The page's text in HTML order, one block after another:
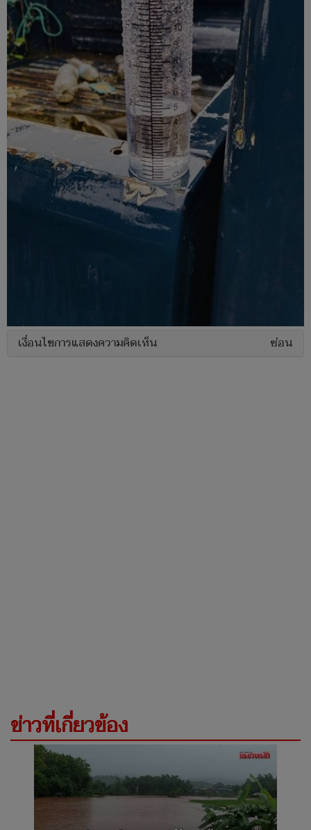
เงื่อนไขการแสดงความคิดเห็น ซ่อน
ข่าวที่เกี่ยวข้อง